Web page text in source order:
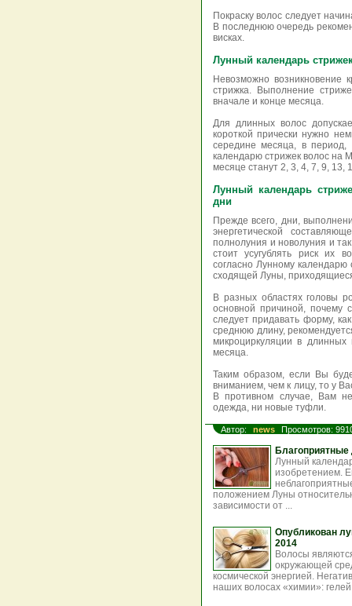
Покраску волос следует
В последнюю очередь
висках.
Лунный календарь
Невозможно возникновение
стрижка. Выполнение
вначале и конце месяца.
Для длинных волос
короткой прически нужно
середине месяца, в период,
календарю стрижек волос на
месяце станут 2, 3, 4, 7, 9, 13,
Лунный календарь
дни
Прежде всего, дни,
энергетической
полнолуния и новолуния и
стоит усугублять риск их
согласно Лунному
сходящей Луны,
В разных областях головы
основной причиной, почему
следует придавать форму,
среднюю длину,
микроциркуляции в длинных
месяца.
Таким образом, если Вы
вниманием, чем к лицу, то у
В противном случае, Вам
одежда, ни новые туфли.
Автор: news Просмотров:
Лунный
изобретением.
положением Луны
зависимости от ...
Опубликован
2014
Волосы
окружающей
космической энергией.
наших волосах «химии»: